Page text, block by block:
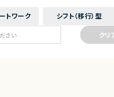
トワーク シフト（移行） 型
クリ